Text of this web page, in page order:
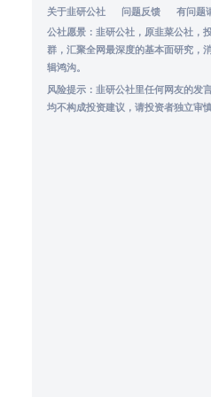
关于韭研公社 问题反馈 有问题
公社愿景：韭研公社，原韭菜公社，
群，汇聚全网最深度的基本面研究，
辑鸿沟。
风险提示：韭研公社里任何网友的发
均不构成投资建议，请投资者独立审慎